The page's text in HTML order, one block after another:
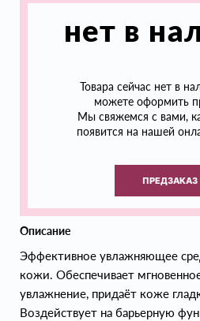
нет в
Товара сейчас нет в
можете оформить
Мы свяжемся с вами,
появится на нашей
ПРЕДЗАКАЗ
Описание
Эффективное увлажняющее
кожи. Обеспечивает
увлажнение, придаёт коже
Воздействует на барьерную